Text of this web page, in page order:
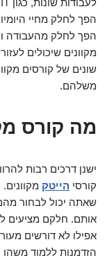
הפך לחלק מחיי
הפך לחלק מהעבודה
מקוונים שיכולים
שונים של קורסים
משלהם.
מה קורס
ישנן דרכים רבות
קורסי הייטק
שאתה יכול לבחור
אותם. חלקם מציעים
אפילו לא דורשים
הזדמנות ללמוד